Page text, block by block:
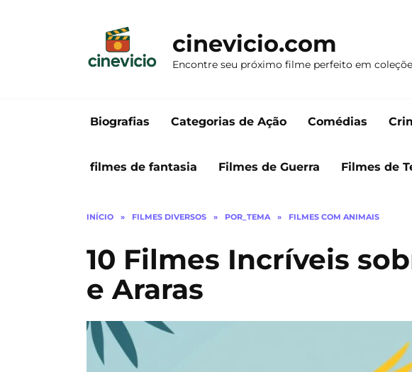
cinevicio.com
Encontre seu próximo filme perfeito em
Biografias Categorias de Ação Comédias
filmes de fantasia Filmes de Guerra Filmes de
INÍCIO » FILMES DIVERSOS » POR_TEMA » FILMES COM ANIMAIS
10 Filmes Incríveis
e Araras